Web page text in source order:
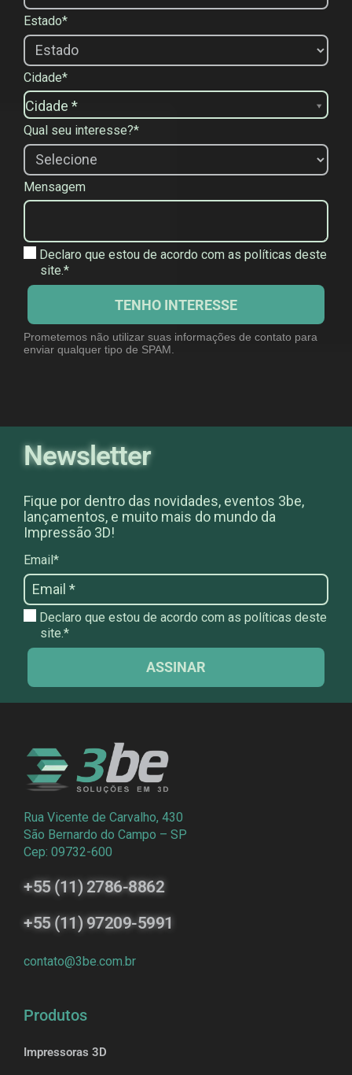
Estado*
Cidade*
Cidade *
C
i
d
d
e
Qual seu interesse?*
Mensagem
Declaro que estou de acordo com as políticas deste
site.*
TENHO INTERESSE
Prometemos não utilizar suas informações de contato para
enviar qualquer tipo de SPAM.
Newsletter
Fique por dentro das novidades, eventos 3be,
lançamentos, e muito mais do mundo da
Impressão 3D!
Email*
Declaro que estou de acordo com as políticas deste
site.*
ASSINAR
Rua Vicente de Carvalho, 430
São Bernardo do Campo – SP
Cep: 09732-600
+55 (11) 2786-8862
+55 (11) 97209-5991
contato@3be.com.br
Produtos
Impressoras 3D